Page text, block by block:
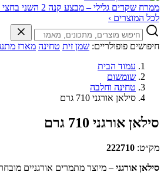
ממרח שקדים גלילי – מבצע קנה 2 השני בחצי מחיר
לכל המוצרים ›
חיפושים פופולריים: שמן זית טחינה מארז
עמוד הבית
שומשום
טחינה וחלבה
סילאן אורגני 710 גרם
סילאן אורגני 710 גרם
מק״ט: 222710
סילאן אורגני – מיוצר מתמרים אורגניים